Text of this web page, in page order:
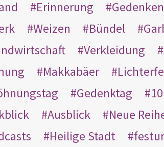
Erinnerung Gedenken
Weizen Bündel
Verkleidung
Makkabäer
Gedenktag
Ausblick Neue
Heilige Stadt